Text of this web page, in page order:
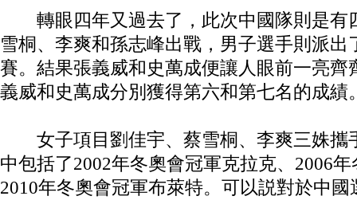
轉眼四年又過去了，此次中國隊則是有
雪桐、李爽和孫志峰出戰，男子選手則派出
賽。結果張義威和史萬成便讓人眼前一亮齊
義威和史萬成分別獲得第六和第七名的成績
女子項目劉佳宇、蔡雪桐、李爽三姝攜
中包括了2002年冬奧會冠軍克拉克、2006
2010年冬奧會冠軍布萊特。可以説對於中